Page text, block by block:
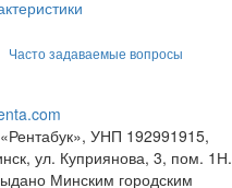
Часто задаваемые вопросы
УНП 192991915,
ул. Куприянова, 3, пом. 1Н.
Минским городским